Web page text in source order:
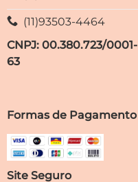
(11)93503-4464
CNPJ: 00.380.723/0001-
63
Formas de Pagamento
Site Seguro